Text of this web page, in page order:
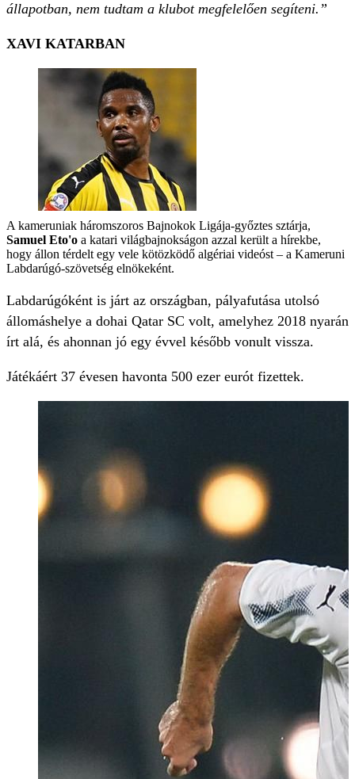
állapotban, nem tudtam a klubot megfelelően segíteni.”
XAVI KATARBAN
A kameruniak háromszoros Bajnokok Ligája-győztes sztárja,
Samuel Eto'o a katari világbajnokságon azzal került a hírekbe,
hogy állon térdelt egy vele kötözködő algériai videóst – a Kameruni
Labdarúgó-szövetség elnökeként.
Labdarúgóként is járt az országban, pályafutása utolsó
állomáshelye a dohai Qatar SC volt, amelyhez 2018 nyarán
írt alá, és ahonnan jó egy évvel később vonult vissza.
Játékáért 37 évesen havonta 500 ezer eurót fizettek.